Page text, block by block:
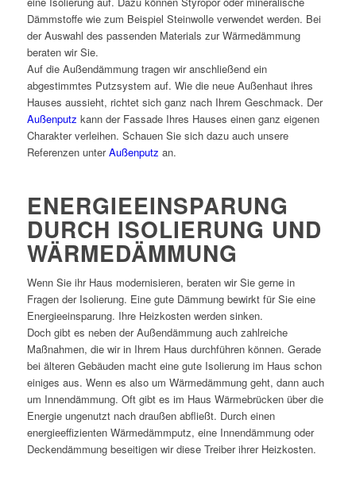
Dämmstoffe wie zum Beispiel Steinwolle verwendet werden. Bei
der Auswahl des passenden Materials zur Wärmedämmung
beraten wir Sie.
Auf die Außendämmung tragen wir anschließend ein
abgestimmtes Putzsystem auf. Wie die neue Außenhaut ihres
Hauses aussieht, richtet sich ganz nach Ihrem Geschmack. Der
Außenputz kann der Fassade Ihres Hauses einen ganz eigenen
Charakter verleihen. Schauen Sie sich dazu auch unsere
Referenzen unterAußenputz an.
ENERGIEEINSPARUNG
DURCH ISOLIERUNG UND
WÄRMEDÄMMUNG
Wenn Sie ihr Haus modernisieren, beraten wir Sie gerne in
Fragen der Isolierung. Eine gute Dämmung bewirkt für Sie eine
Energieeinsparung. Ihre Heizkosten werden sinken.
Doch gibt es neben der Außendämmung auch zahlreiche
Maßnahmen, die wir in Ihrem Haus durchführen können. Gerade
bei älteren Gebäuden macht eine gute Isolierung im Haus schon
einiges aus. Wenn es also um Wärmedämmung geht, dann auch
um Innendämmung. Oft gibt es im Haus Wärmebrücken über die
Energie ungenutzt nach draußen abfließt. Durch einen
energieeffizienten Wärmedämmputz, eine Innendämmung oder
Deckendämmung beseitigen wir diese Treiber ihrer Heizkosten.